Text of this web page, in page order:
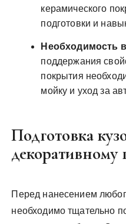
керамического
подготовки и
Необходимость
поддержания
покрытия
мойку и уход за
Подготовка
Перед нанесением
необходимо тщательно